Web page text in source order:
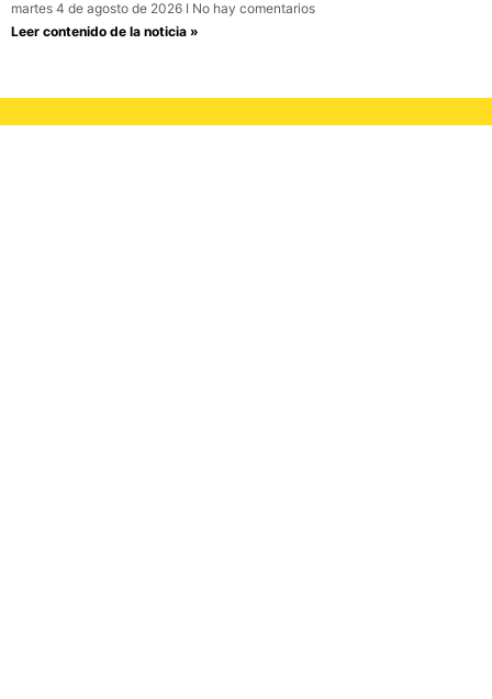
martes 4 de agosto de 2026
No hay comentarios
Leer contenido de la noticia »